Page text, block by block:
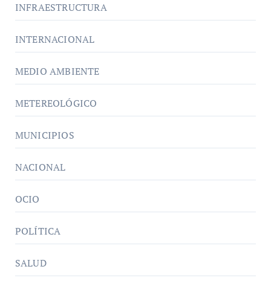
INFRAESTRUCTURA
INTERNACIONAL
MEDIO AMBIENTE
METEREOLÓGICO
MUNICIPIOS
NACIONAL
OCIO
POLÍTICA
SALUD